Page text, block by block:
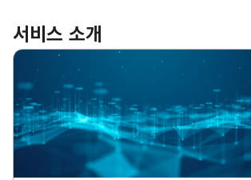
서비스 소개